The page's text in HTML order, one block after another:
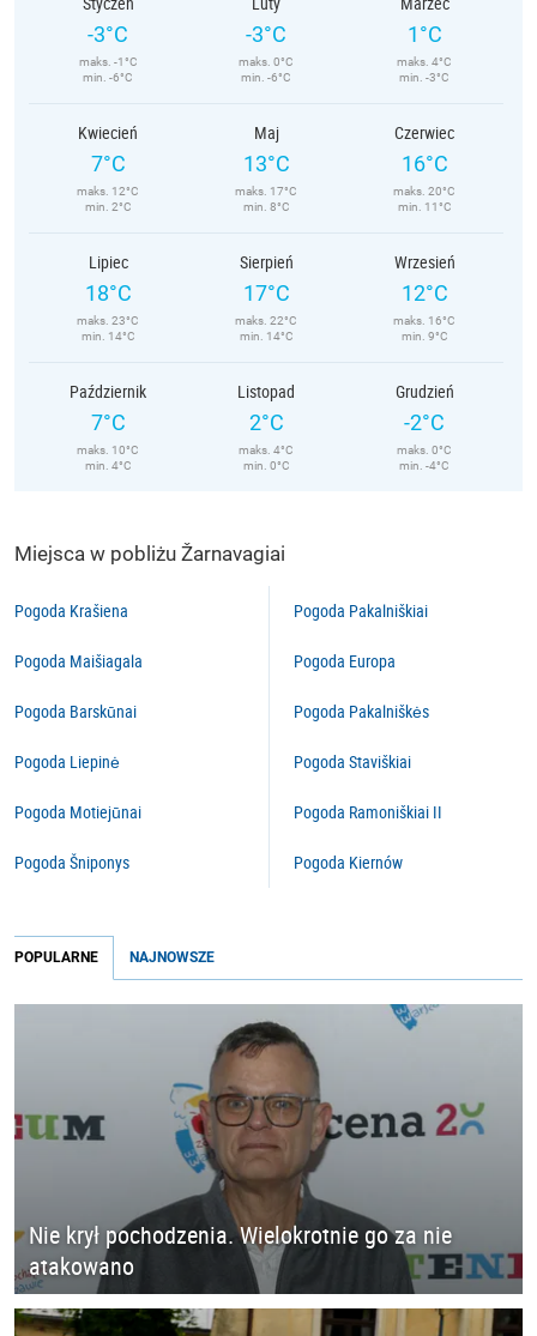
-3°C
maks. -1°C
min. -6°C
-3°C
maks. 0°C
min. -6°C
1°C
maks. 4°C
min. -3°C
Kwiecień
7°C
maks. 12°C
min. 2°C
Maj
13°C
maks. 17°C
min. 8°C
Czerwiec
16°C
maks. 20°C
min. 11°C
Lipiec
18°C
maks. 23°C
min. 14°C
Sierpień
17°C
maks. 22°C
min. 14°C
Wrzesień
12°C
maks. 16°C
min. 9°C
Październik
7°C
maks. 10°C
min. 4°C
Listopad
2°C
maks. 4°C
min. 0°C
Grudzień
-2°C
maks. 0°C
min. -4°C
Miejsca w pobliżu Žarnavagiai
Pogoda Krašiena
Pogoda Maišiagala
Pogoda Barskūnai
Pogoda Liepinė
Pogoda Motiejūnai
Pogoda Šniponys
Pogoda Pakalniškiai
Pogoda Europa
Pogoda Pakalniškės
Pogoda Staviškiai
Pogoda Ramoniškiai II
Pogoda Kiernów
POPULARNE NAJNOWSZE
Nie krył pochodzenia. Wielokrotnie go za nie
atakowano